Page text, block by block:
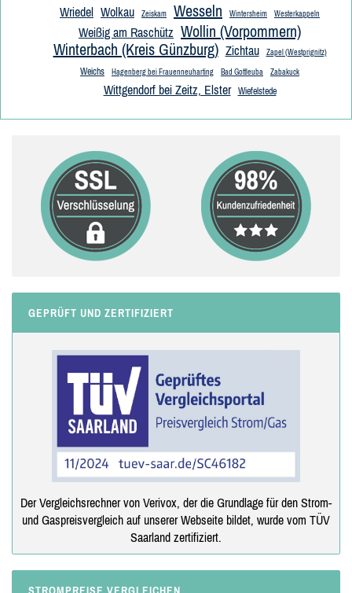
Wriedel Wolkau Zeiskam Wesseln Wintersheim Westerkappeln
Weißig am Raschütz Wollin (Vorpommern)
Winterbach (Kreis Günzburg) Zichtau Zapel (Westprignitz)
Weichs Hagenberg bei Frauenneuharting Bad Gottleuba Zabakuck
Wittgendorf bei Zeitz, Elster Wiefelstede
GEPRÜFT UND ZERTIFIZIERT
Der Vergleichsrechner von Verivox, der die Grundlage für den Strom-
und Gaspreisvergleich auf unserer Webseite bildet, wurde vom TÜV
Saarland zertifiziert.
STROMPREISE VERGLEICHEN